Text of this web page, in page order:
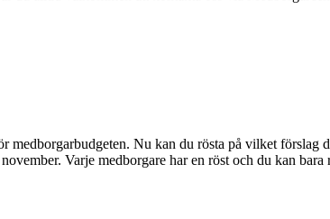
medborgarbudgeten. Nu kan du rösta på vilket förslag
Varje medborgare har en röst och du kan